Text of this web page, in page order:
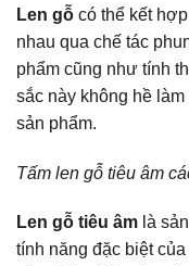
Len gỗ có thể kết
nhau qua chế tác
phẩm cũng như tính
sắc này không hề
sản phẩm.
Tấm len gỗ tiêu âm
Len gỗ tiêu âm là
tính năng đặc biệt